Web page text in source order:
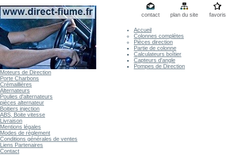
contact plan du site favoris
Accueil
Colonnes complètes
Pièces direction
Partie de colonne
Calculateurs boîtier
Capteurs d'angle
Pompes de Direction
Moteurs de Direction
Porte Charbons
Crémaillières
Alternateurs
Poulies d'alternateurs
pièces alternateur
Boitiers injection
ABS, Boite vitesse
Livraison
Mentions légales
Modes de règlement
Conditions générales de ventes
Liens Partenaires
Contact